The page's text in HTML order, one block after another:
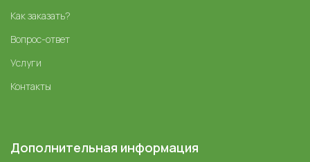
Как заказать?
Вопрос-ответ
Услуги
Контакты
Дополнительная информация